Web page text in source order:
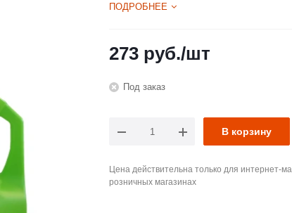
ПОДРОБНЕЕ
273 руб./шт
Под заказ
В корзину
Цена действительна только для интернет-
розничных магазинах